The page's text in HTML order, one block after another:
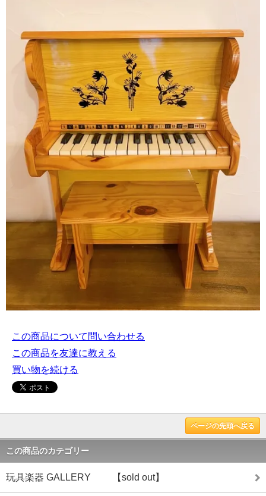
この商品について問い合わせる
この商品を友達に教える
買い物を続ける
ページの先頭へ戻る
この商品のカテゴリー
玩具楽器 GALLERY 【sold out】